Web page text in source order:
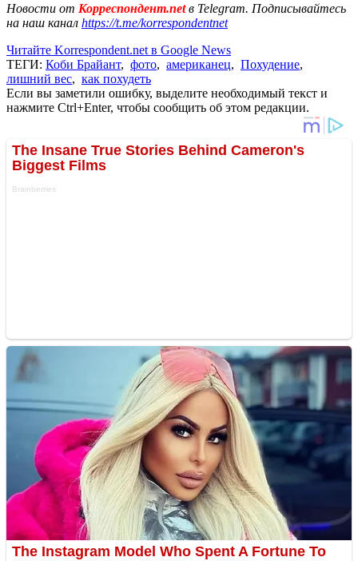
Новости от Корреспондент.netв Telegram. Подписывайтесь
на наш канал https://t.me/korrespondentnet
Читайте Korrespondent.net в Google News
ТЕГИ: Коби Брайант, фото, американец, Похудение,
лишний вес, как похудеть
Если вы заметили ошибку, выделите необходимый текст и
нажмите Ctrl+Enter, чтобы сообщить об этом редакции.